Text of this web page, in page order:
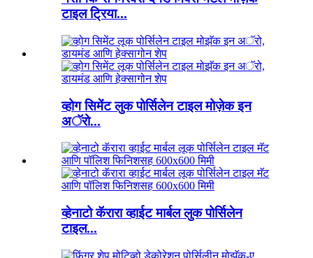
टाइल ट्रिया...
व्होग सिमेंट लुक पोर्सिलेन टाइल मोज़ेक इन
अॅरो...
व्हेनाटो कॅरारा व्हाईट मार्बल लुक पोर्सिलेन
टाइल...